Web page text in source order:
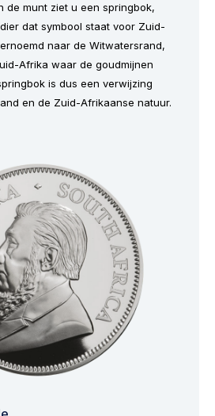
de munt ziet u een springbok,
dat symbool staat voor Zuid-
naar de Witwatersrand,
Afrika waar de goudmijnen
is dus een verwijzing
en de Zuid-Afrikaanse natuur.